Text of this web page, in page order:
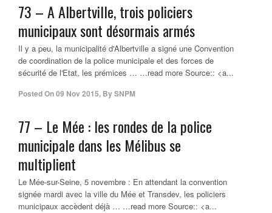
73 – A Albertville, troispoliciers
municipauxsont désormais armés
Il y a peu, la municipalité d'Albertville a signé une Convention
de coordination de la police municipale et des forces de
sécurité de l'Etat, les prémices … …read more Source:: <a...
Posted On09 Nov 2015, BySNPM
77 – Le Mée : les rondes de la police
municipale dans les Mélibus se
multiplient
Le Mée-sur-Seine, 5 novembre : En attendant la convention
signée mardi avec la ville du Mée et Transdev, les policiers
municipaux accèdent déjà … …read more Source:: <a...